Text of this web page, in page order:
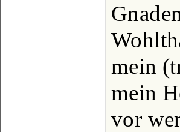
mein
mein
vor